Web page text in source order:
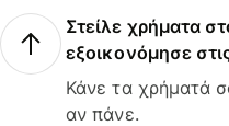
Στείλε χρήματα
εξοικονόμησε
Κάνε τα χρήματά
αν πάνε.